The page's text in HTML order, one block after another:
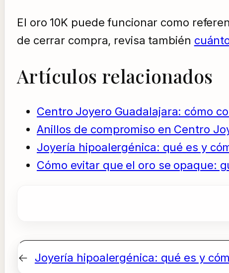
El oro 10K puede funcionar como
de cerrar compra, revisa también
Artículos relacionados
Centro Joyero Guadalajara: cómo
Anillos de compromiso en Centro
Joyería hipoalergénica: qué es y
Cómo evitar que el oro se opaque:
← Joyería hipoalergénica: qué es y